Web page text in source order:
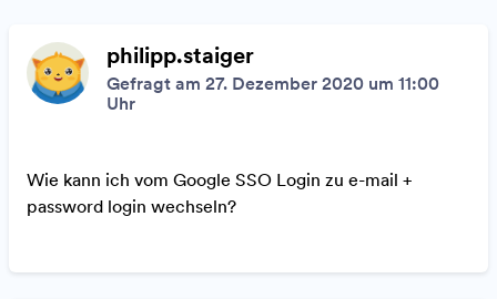
philipp.staiger
Gefragt am 27. Dezember 2020 um 11:00
Uhr
Wie kann ich vom Google SSO Login zu e-mail +
password login wechseln?